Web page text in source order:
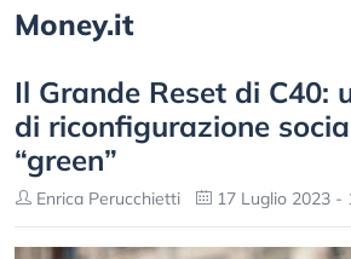
Money.it
Il Grande Reset di C40:
di riconfigurazione
“green”
Enrica Perucchietti 17 Luglio 2023 -